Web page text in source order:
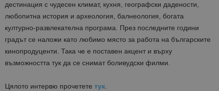
дестинация с чудесен климат, кухня, географски дадености,
любопитна история и археология, балнеология, богата
културно-развлекателна програма. През последните години
градът се наложи като любимо място за работа на българските
кинопродуценти. Така че е поставен акцент и върху
възможността тук да се снимат боливудски филми.
Цялото интервю прочетете тук.